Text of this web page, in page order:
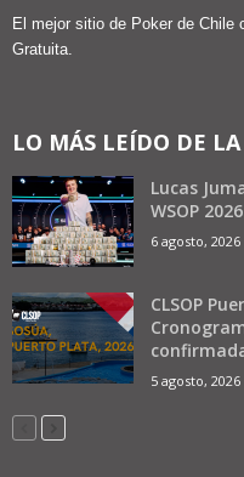
El mejor sitio de Poker de Chile
Gratuita.
LO MÁS LEÍDO DE
Lucas
WSOP
6 agosto, 2026
CLSOP
5 agosto, 2026